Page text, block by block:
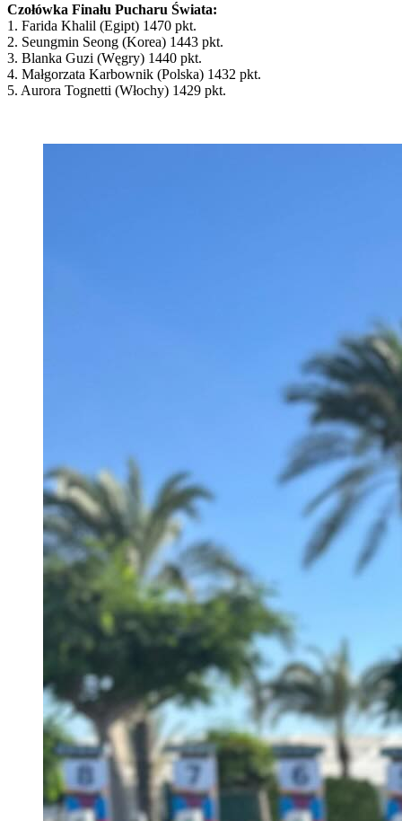
Czołówka Finału Pucharu Świata:
1. Farida Khalil (Egipt) 1470 pkt.
2. Seungmin Seong (Korea) 1443 pkt.
3. Blanka Guzi (Węgry) 1440 pkt.
4. Małgorzata Karbownik (Polska) 1432 pkt.
5. Aurora Tognetti (Włochy) 1429 pkt.